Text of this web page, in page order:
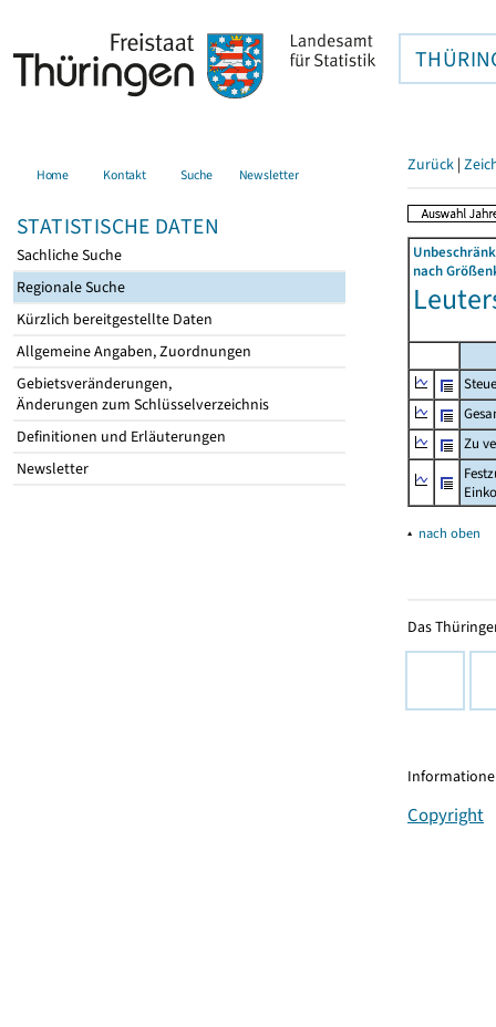
Home Kontakt Suche Newsletter
STATISTISCHE DATEN
Sachliche Suche
Regionale Suche
Kürzlich bereitgestellte Daten
Allgemeine Angaben, Zuordnungen
Gebietsveränderungen,
Änderungen zum Schlüsselverzeichnis
Definitionen und Erläuterungen
Newsletter
Zurück |
nach
Zu
▴ nach oben
Das
Copyright